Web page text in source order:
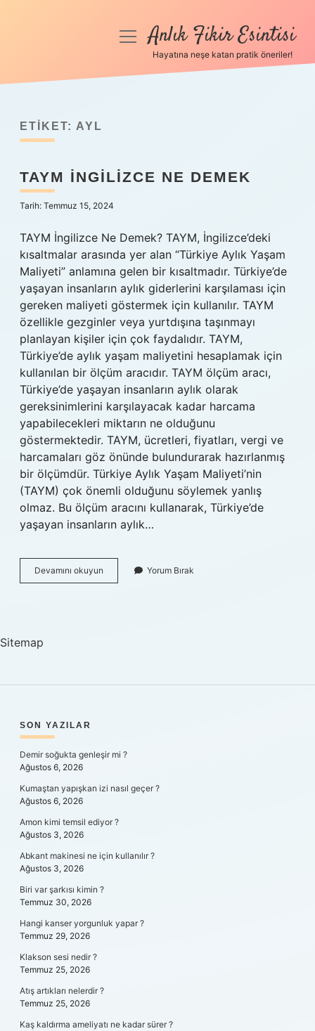
Anasayfa
Yasal Uyarı
Hakkımızda
menüyüAnlık Fikir Esintisi
Hayatına neşe katan pratik öneriler!
ETIKET: AYL
TAYM INGILIZCE NE DEMEK
Tarih: Temmuz 15, 2024
TAYM İngilizce Ne Demek? TAYM, İngilizce’deki
kısaltmalar arasında yer alan “Türkiye Aylık Yaşam
Maliyeti” anlamına gelen bir kısaltmadır. Türkiye’de
yaşayan insanların aylık giderlerini karşılaması için
gereken maliyeti göstermek için kullanılır. TAYM
özellikle gezginler veya yurtdışına taşınmayı
planlayan kişiler için çok faydalıdır. TAYM,
Türkiye’de aylık yaşam maliyetini hesaplamak için
kullanılan bir ölçüm aracıdır. TAYM ölçüm aracı,
Türkiye’de yaşayan insanların aylık olarak
gereksinimlerini karşılayacak kadar harcama
yapabilecekleri miktarın ne olduğunu
göstermektedir. TAYM, ücretleri, fiyatları, vergi ve
harcamaları göz önünde bulundurarak hazırlanmış
bir ölçümdür. Türkiye Aylık Yaşam Maliyeti’nin
(TAYM) çok önemli olduğunu söylemek yanlış
olmaz. Bu ölçüm aracını kullanarak, Türkiye’de
yaşayan insanların aylık…
Devamını okuyun
ingilizce
Yorum Bırak
Sitemap
SIDEBAR
SON YAZILAR
Demir soğukta genleşir mi ?
Ağustos 6, 2026
Kumaştan yapışkan izi nasıl geçer ?
Ağustos 6, 2026
Amon kimi temsil ediyor ?
Ağustos 3, 2026
Abkant makinesi ne için kullanılır ?
Ağustos 3, 2026
Biri var şarkısı kimin ?
Temmuz 30, 2026
Hangi kanser yorgunluk yapar ?
Temmuz 29, 2026
Klakson sesi nedir ?
Temmuz 25, 2026
Atış artıkları nelerdir ?
Temmuz 25, 2026
Kaş kaldırma ameliyatı ne kadar sürer ?